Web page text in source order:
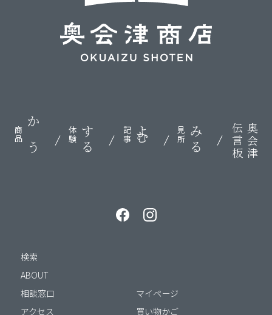
かう
商品 する
体験 よむ
記事 みる
見所 奥会津
伝言板
検索
ABOUT
相談窓口
アクセス
マイページ
買い物かご